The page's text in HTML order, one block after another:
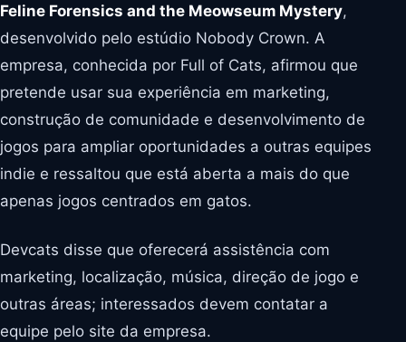
Feline Forensics and the Meowseum Mystery,
desenvolvido pelo estúdio Nobody Crown. A
empresa, conhecida por Full of Cats, afirmou que
pretende usar sua experiência em marketing,
construção de comunidade e desenvolvimento de
jogos para ampliar oportunidades a outras equipes
indie e ressaltou que está aberta a mais do que
apenas jogos centrados em gatos.
Devcats disse que oferecerá assistência com
marketing, localização, música, direção de jogo e
outras áreas; interessados devem contatar a
equipe pelo site da empresa.